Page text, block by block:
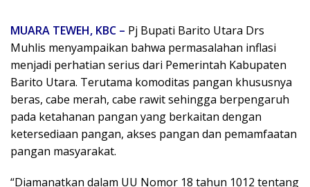
MUARA TEWEH, KBC – Pj Bupati Barito Utara Drs
Muhlis menyampaikan bahwa permasalahan inflasi
menjadi perhatian serius dari Pemerintah Kabupaten
Barito Utara. Terutama komoditas pangan khususnya
beras, cabe merah, cabe rawit sehingga berpengaruh
pada ketahanan pangan yang berkaitan dengan
ketersediaan pangan, akses pangan dan pemamfaatan
pangan masyarakat.
“Diamanatkan dalam UU Nomor 18 tahun 1012 tentang